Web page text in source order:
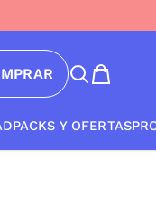
PACKS Y OFERTAS